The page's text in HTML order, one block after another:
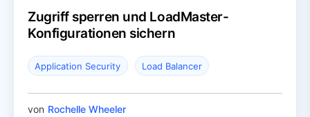
Zugriff sperren und LoadMaster-
Konfigurationen sichern
Application Security Load Balancer
von Rochelle Wheeler